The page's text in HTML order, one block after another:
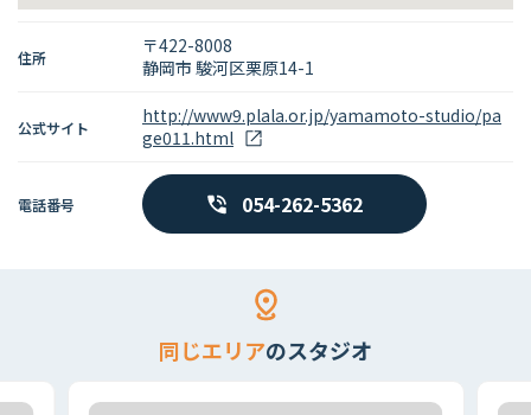
住所
〒422-8008
静岡市 駿河区栗原14-1
公式サイト
http://www9.plala.or.jp/yamamoto-studio/pa
ge011.html
電話番号 054-262-5362
同じエリアのスタジオ